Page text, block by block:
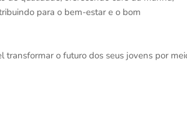
para o bem-estar e o bom
transformar o futuro dos seus jovens por